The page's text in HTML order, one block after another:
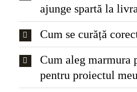
ajunge spartă la
Cum se curăță
Cum aleg marmura
pentru proiectul